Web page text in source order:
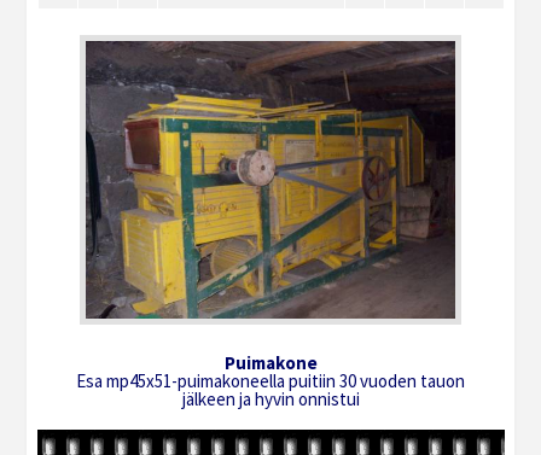
Puimakone
Esa mp45x51-puimakoneella puitiin 30 vuoden tauon
jälkeen ja hyvin onnistui